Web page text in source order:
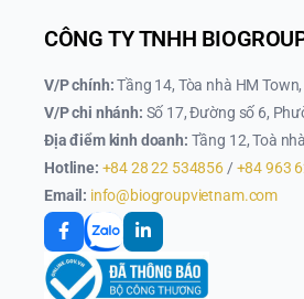
CÔNG TY TNHH
V/P chính:Tầng 14, Tòa nhà HM
V/P chi nhánh: Số 17, Đường số 6,
Địa điểm kinh doanh: Tầng 12, Toà
Hotline: +84 28 22 534856 /+84 963
Email: info@biogroupvietnam.com